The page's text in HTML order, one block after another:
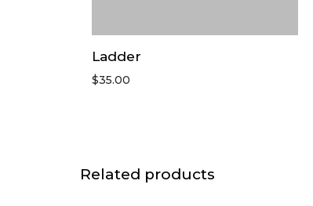
Ladder
$35.00
Related products